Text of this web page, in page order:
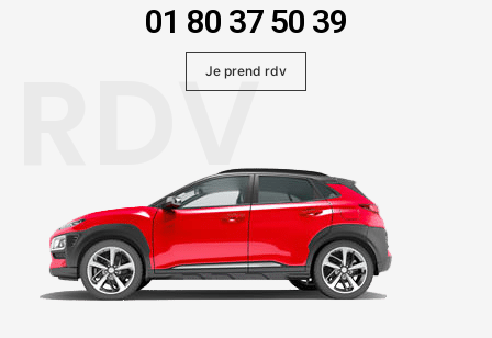
RDV
01 80 37 50 39
Je prend rdv